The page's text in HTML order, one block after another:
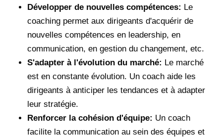
Développer de nouvelles compétences: Le
coaching permet aux dirigeants d'acquérir de
nouvelles compétences en leadership, en
communication, en gestion du changement, etc.
S'adapter à l'évolution du marché: Le marché
est en constante évolution. Un coach aide les
dirigeants à anticiper les tendances et à adapter
leur stratégie.
Renforcer la cohésion d'équipe: Un coach
facilite la communication au sein des équipes et